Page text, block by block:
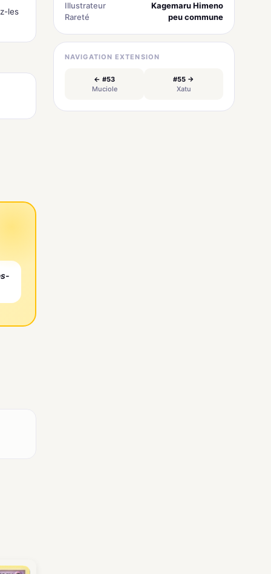
les
Illustrateur
Kagemaru Himeno
Rareté
peu commune
NAVIGATION EXTENSION
← #53
Muciole
#55 →
Xatu